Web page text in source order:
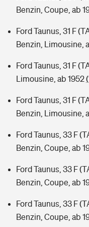
Benzin, Coupe, ab
Ford Taunus, 31 F
Benzin, Limousine,
Ford Taunus, 31 F
Limousine, ab 1952
Ford Taunus, 31 F
Benzin, Limousine,
Ford Taunus, 33 F
Benzin, Coupe, ab
Ford Taunus, 33 F
Benzin, Coupe, ab
Ford Taunus, 33 F
Benzin, Coupe, ab